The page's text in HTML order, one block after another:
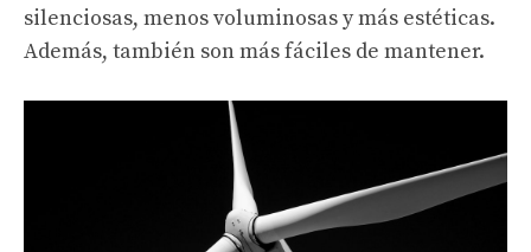
silenciosas, menos voluminosas y más estéticas.
Además, también son más fáciles de mantener.